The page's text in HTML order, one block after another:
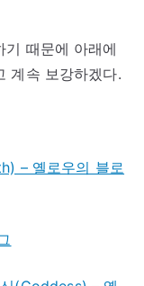
때문에 아래에
계속 보강하겠다.
– 옐로우의 블로